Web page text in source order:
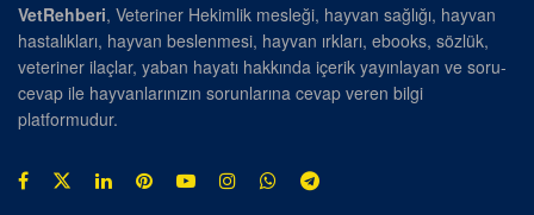
VetRehberi, Veteriner Hekimlik mesleği, hayvan sağlığı, hayvan
hastalıkları, hayvan beslenmesi, hayvan ırkları, ebooks, sözlük,
veteriner ilaçlar, yaban hayatı hakkında içerik yayınlayan ve soru-
cevap ile hayvanlarınızın sorunlarına cevap veren bilgi
platformudur.